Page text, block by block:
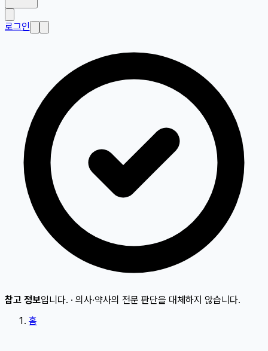
로그인
참고 정보입니다. · 의사·약사의 전문 판단을 대체하지 않습니다.
홈